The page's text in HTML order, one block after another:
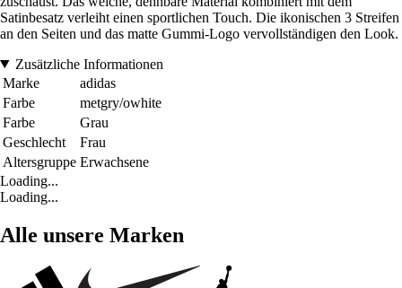
Satinbesatz verleiht einen sportlichen Touch. Die ikonischen 3 Streifen
an den Seiten und das matte Gummi-Logo vervollständigen den Look.
Zusätzliche Informationen
Marke
adidas
Farbe
metgry/owhite
Farbe
Grau
Geschlecht
Frau
Altersgruppe Erwachsene
Loading...
Loading...
Alle unsere Marken